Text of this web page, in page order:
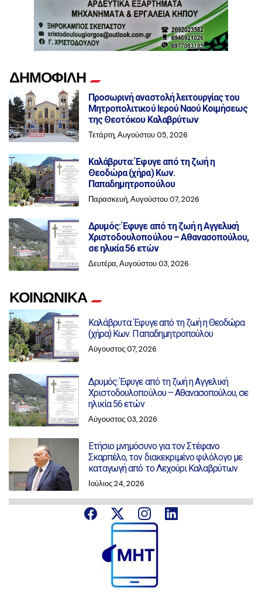
ΔΗΜΟΦΙΛΗ
Προσωρινή αναστολή λειτουργίας του
Μητροπολιτικού Ιερού Ναού Κοιμήσεως
της Θεοτόκου Καλαβρύτων
Τετάρτη, Αυγούστου 05, 2026
Καλάβρυτα: Έφυγε από τη ζωή η
Θεοδώρα (χήρα) Κων.
Παπαδημητροπούλου
Παρασκευή, Αυγούστου 07, 2026
Δρυμός: Έφυγε από τη ζωή η Αγγελική
Χριστοδουλοπούλου – Αθανασοπούλου,
σε ηλικία 56 ετών
Δευτέρα, Αυγούστου 03, 2026
ΚΟΙΝΩΝΙΚΑ
Καλάβρυτα: Έφυγε από τη ζωή η Θεοδώρα
(χήρα) Κων. Παπαδημητροπούλου
Αύγουστος 07, 2026
Δρυμός: Έφυγε από τη ζωή η Αγγελική
Χριστοδουλοπούλου – Αθανασοπούλου, σε
ηλικία 56 ετών
Αύγουστος 03, 2026
Ετήσιο μνημόσυνο για τον Στέφανο
Σκαρπέλο, τον διακεκριμένο φιλόλογο με
καταγωγή από το Λεχούρι Καλαβρύτων
Ιούλιος 24, 2026